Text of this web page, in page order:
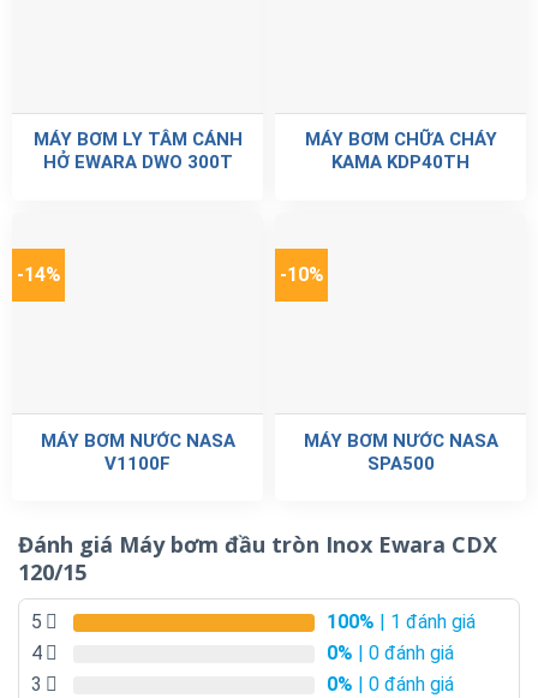
MÁY BƠM LY TÂM CÁNH
HỞ EWARA DWO 300T
MÁY BƠM CHỮA CHÁY
KAMA KDP40TH
-14%
MÁY BƠM NƯỚC NASA
V1100F
-10%
MÁY BƠM NƯỚC NASA
SPA500
Đánh giá Máy bơm đầu tròn Inox Ewara CDX
120/15
5 100% | 1 đánh giá
4
0% | 0 đánh giá
3
0% | 0 đánh giá